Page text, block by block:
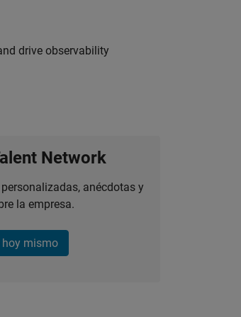
drive observability
Network
anécdotas y
la empresa.
hoy mismo